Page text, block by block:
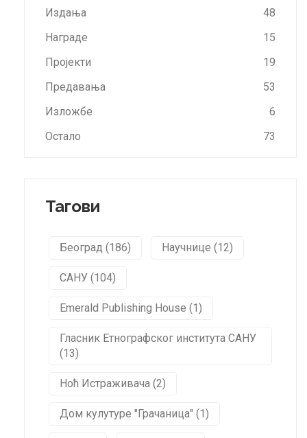
Издања
48
Награде
15
Пројекти
19
Предавања
53
Изложбе
6
Остало
73
Тагови
Београд (186) Научнице (12)
САНУ (104)
Emerald Publishing House (1)
Гласник Етнографског института САНУ
(13)
Ноћ Истраживача (2)
Дом кулутуре "Грачаница" (1)